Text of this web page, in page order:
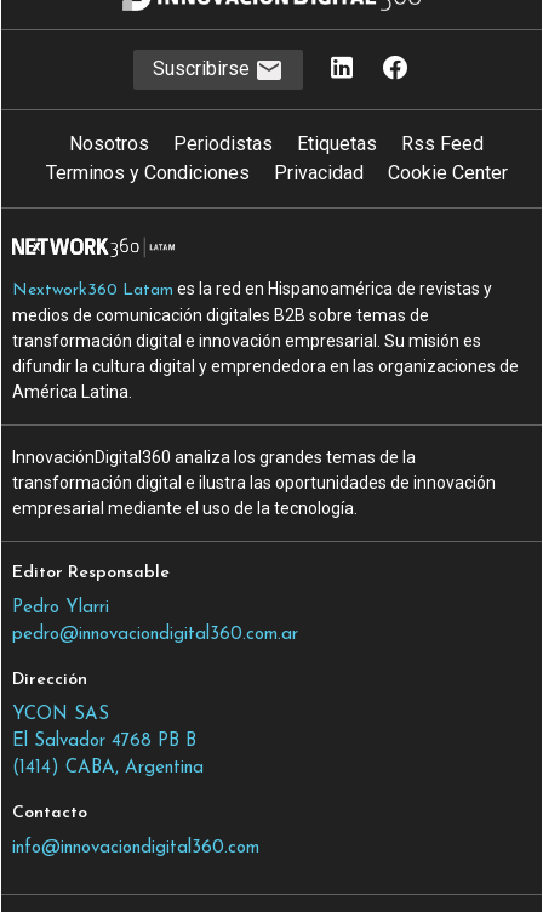
Suscribirse
Nosotros Periodistas Etiquetas
Rss Feed
Terminos y Condiciones
Privacidad Cookie Center
Nextwork360 Latam es la red en Hispanoamérica de revistas y
medios de comunicación digitales B2B sobre temas de
transformación digital e innovación empresarial. Su misión es
difundir la cultura digital y emprendedora en las organizaciones de
América Latina.
InnovaciónDigital360 analiza los grandes temas de la
transformación digital e ilustra las oportunidades de innovación
empresarial mediante el uso de la tecnología.
Editor Responsable
Pedro Ylarri
pedro@innovaciondigital360.com.ar
Dirección
YCON SAS
El Salvador 4768 PB B
(1414) CABA, Argentina
Contacto
info@innovaciondigital360.com